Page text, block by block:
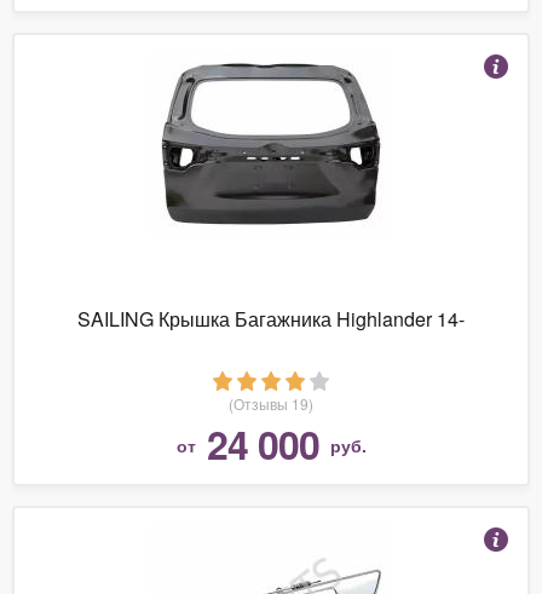
SAILING Крышка Багажника Highlander 14-
(Отзывы 19)
от 24 000 руб.